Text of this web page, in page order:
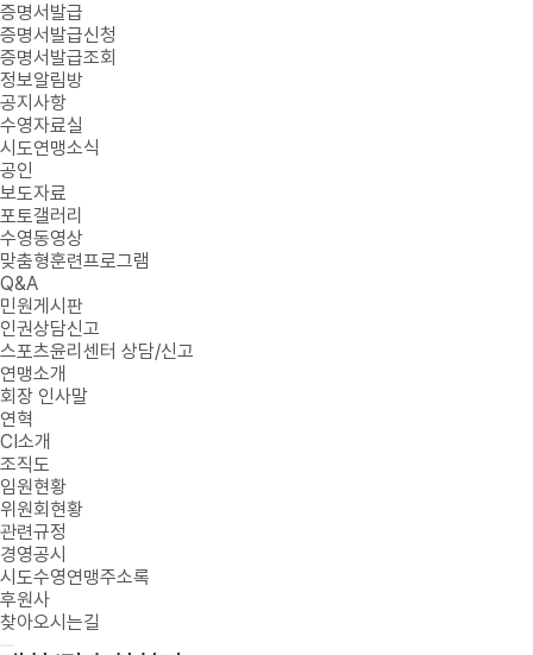
증명서발급
증명서발급신청
증명서발급조회
정보알림방
공지사항
수영자료실
시도연맹소식
공인
보도자료
포토갤러리
수영동영상
맞춤형훈련프로그램
Q&A
민원게시판
인권상담신고
스포츠윤리센터 상담/신고
연맹소개
회장 인사말
연혁
CI소개
조직도
임원현황
위원회현황
관련규정
경영공시
시도수영연맹주소록
후원사
찾아오시는길